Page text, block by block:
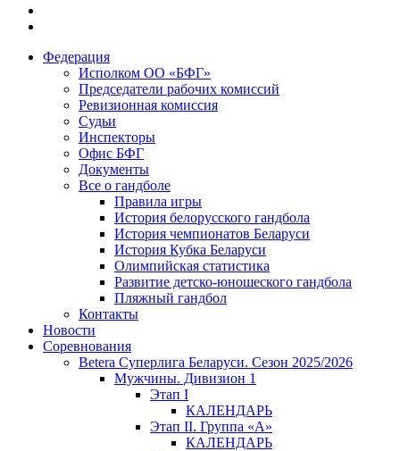
Федерация
Исполком ОО «БФГ»
Председатели рабочих комиссий
Ревизионная комиссия
Судьи
Инспекторы
Офис БФГ
Документы
Все о гандболе
Правила игры
История белорусского гандбола
История чемпионатов Беларуси
История Кубка Беларуси
Олимпийская статистика
Развитие детско-юношеского гандбола
Пляжный гандбол
Контакты
Новости
Соревнования
Betera Суперлига Беларуси. Сезон 2025/2026
Мужчины. Дивизион 1
Этап I
КАЛЕНДАРЬ
Этап II. Группа «А»
КАЛЕНДАРЬ